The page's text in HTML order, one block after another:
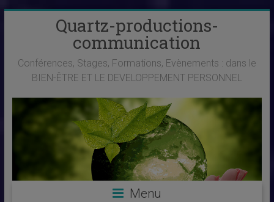
Quartz-productions-
communication
Conférences, Stages, Formations, Evènements : dans le
BIEN-ÊTRE ET LE DEVELOPPEMENT PERSONNEL
Menu